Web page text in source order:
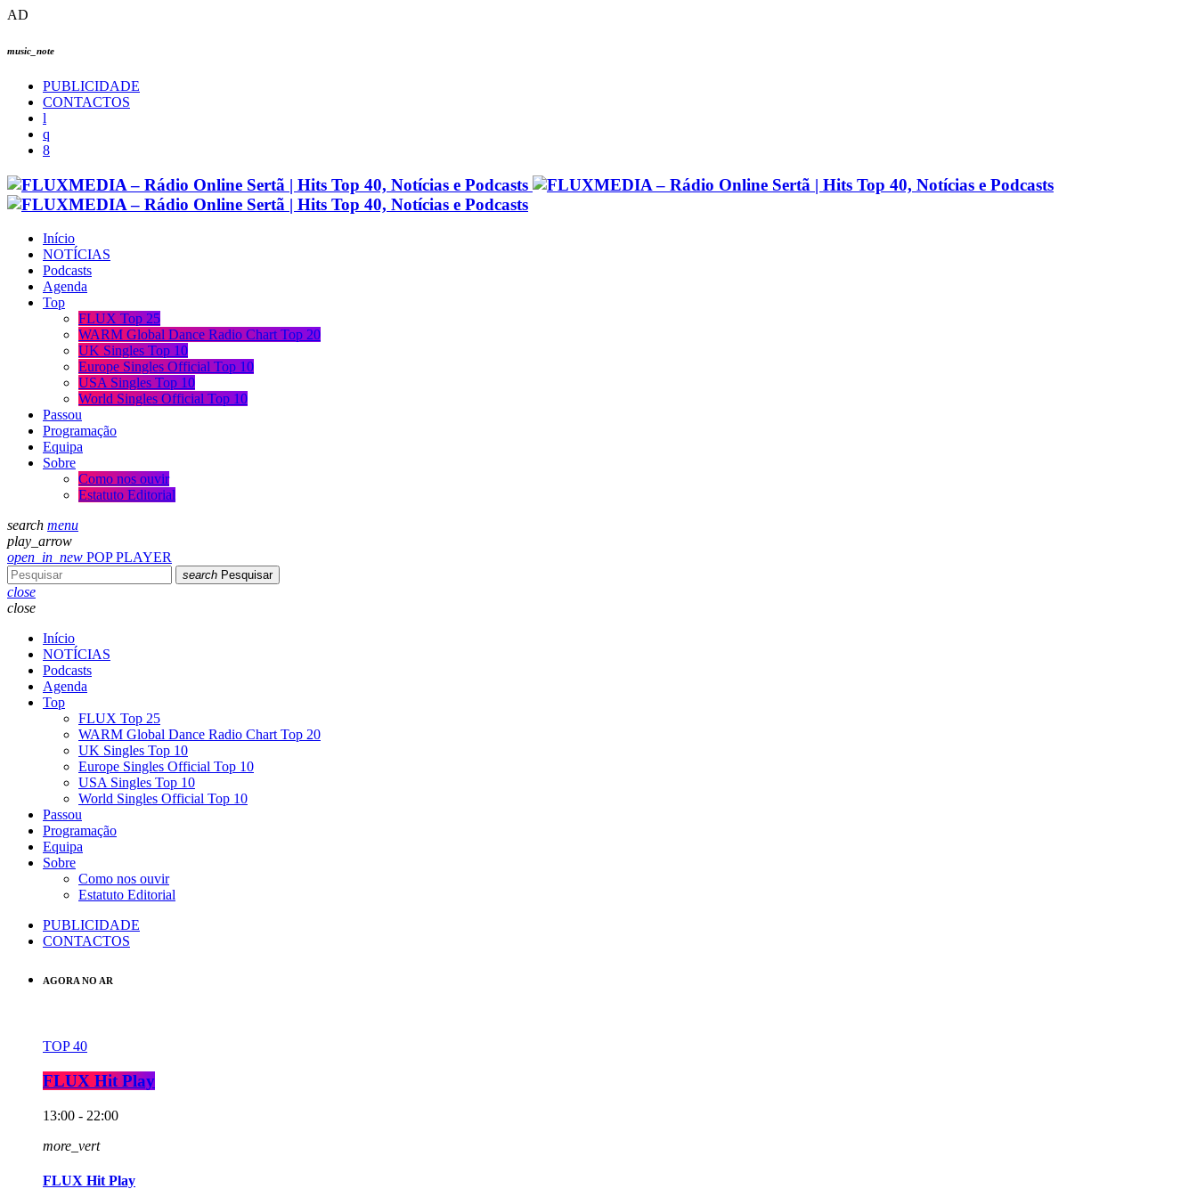
AD
music_note
PUBLICIDADE
CONTACTOS
Início
NOTÍCIAS
Podcasts
Agenda
Top
FLUX Top 25
WARM Global Dance Radio Chart Top 20
UK Singles Top 10
Europe Singles Official Top 10
USA Singles Top 10
World Singles Official Top 10
Passou
Programação
Equipa
Sobre
Como nos ouvir
Estatuto Editorial
search menu
play_arrow
open_in_new POP PLAYER
search Pesquisar
close
close
Início
NOTÍCIAS
Podcasts
Agenda
Top
FLUX Top 25
WARM Global Dance Radio Chart Top 20
UK Singles Top 10
Europe Singles Official Top 10
USA Singles Top 10
World Singles Official Top 10
Passou
Programação
Equipa
Sobre
Como nos ouvir
Estatuto Editorial
PUBLICIDADE
CONTACTOS
AGORA NO AR
TOP 40
FLUX Hit Play
13:00 - 22:00
more_vert
FLUX Hit Play